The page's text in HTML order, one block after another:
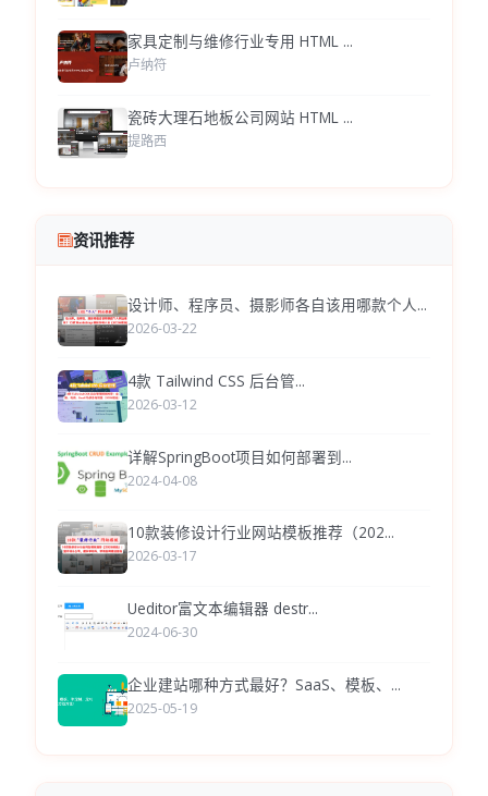
家具定制与维修行业专用 HTML ...
卢纳符
瓷砖大理石地板公司网站 HTML ...
提路西
资讯推荐
设计师、程序员、摄影师各自该用哪款个人...
2026-03-22
4款 Tailwind CSS 后台管...
2026-03-12
详解SpringBoot项目如何部署到...
2024-04-08
10款装修设计行业网站模板推荐（202...
2026-03-17
Ueditor富文本编辑器 destr...
2024-06-30
企业建站哪种方式最好？SaaS、模板、...
2025-05-19